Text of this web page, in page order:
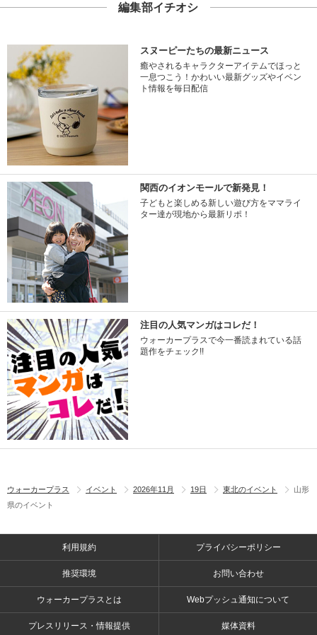
編集部イチオシ
スヌーピーたちの最新ニュース
癒やされるキャラクターアイテムでほっと
一息つこう！かわいい最新グッズやイベン
ト情報を毎日配信
関西のイオンモールで新発見！
子どもと楽しめる新しい遊び方をママライ
ター達が現地から最新リポ！
注目の人気マンガはコレだ！
ウォーカープラスで今一番読まれている話
題作をチェック!!
ウォーカープラス イベント 2026年11月 19日 東北のイベント
山形
県のイベント
利用規約 プライバシーポリシー
推奨環境 お問い合わせ
ウォーカープラスとは Webプッシュ通知について
プレスリリース・情報提供 媒体資料